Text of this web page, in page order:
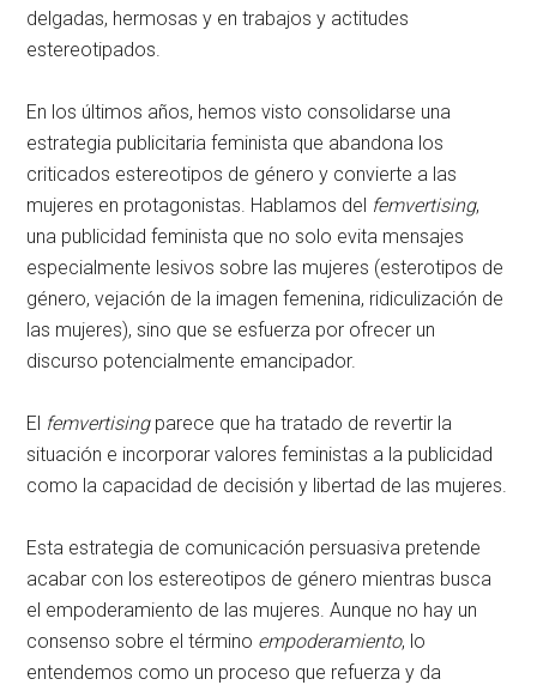
delgadas, hermosas y en trabajos y actitudes
estereotipados.
En los últimos años, hemos visto consolidarse una
estrategia publicitaria feminista que abandona los
criticados estereotipos de género y convierte a las
mujeres en protagonistas. Hablamos del femvertising,
una publicidad feminista que no solo evita mensajes
especialmente lesivos sobre las mujeres (esterotipos de
género, vejación de la imagen femenina, ridiculización de
las mujeres), sino que se esfuerza por ofrecer un
discurso potencialmente emancipador.
El femvertisingparece que ha tratado de revertir la
situación e incorporar valores feministas a la publicidad
como la capacidad de decisión y libertad de las mujeres.
Esta estrategia de comunicación persuasiva pretende
acabar con los estereotipos de género mientras busca
el empoderamiento de las mujeres. Aunque no hay un
consenso sobre el término empoderamiento, lo
entendemos como un proceso que refuerza y da